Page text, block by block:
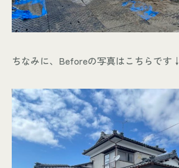
ちなみに、Beforeの写真はこちらです↓